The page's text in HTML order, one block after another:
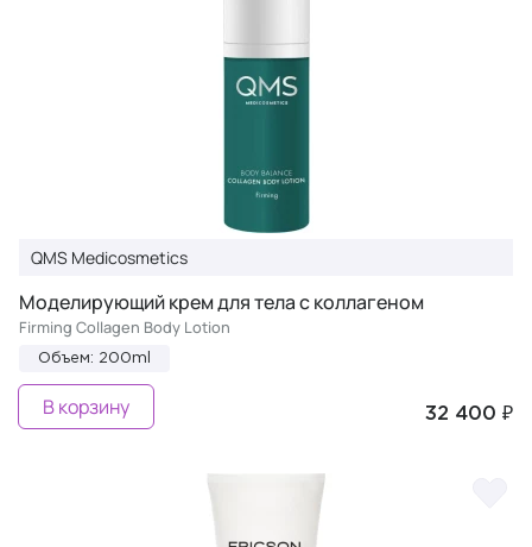
QMS Medicosmetics
Моделирующий крем для тела с коллагеном
Firming Collagen Body Lotion
Объем: 200ml
32 400 ₽
В корзину